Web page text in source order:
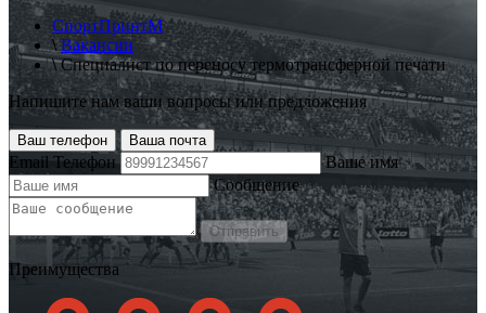
СпортПринтМ
\Вакансии
\Специалист по переносу термотрансферной печати
Напишите нам ваши вопросы или предложения
Ваш телефон Ваша почта
Email Телефон
Ваше имя
Сообщение
Отправить
Преимущества